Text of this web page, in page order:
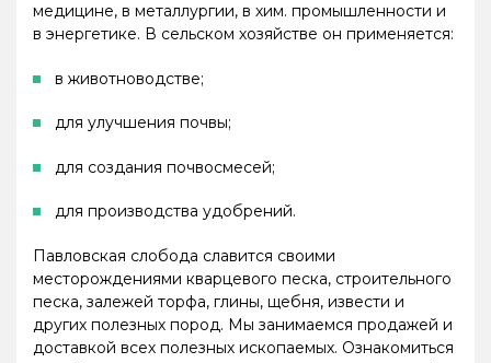
медицине, в металлургии, в хим. промышленности и
в энергетике. В сельском хозяйстве он применяется:
в животноводстве;
для улучшения почвы;
для создания почвосмесей;
для производства удобрений.
Павловская слобода славится своими
месторождениями кварцевого песка, строительного
песка, залежей торфа, глины, щебня, извести и
других полезных пород. Мы занимаемся продажей и
доставкой всех полезных ископаемых. Ознакомиться